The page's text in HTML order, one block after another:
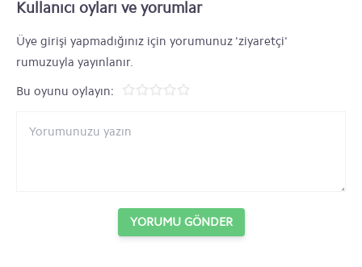
Kullanıcı oyları ve yorumlar
Üye girişi yapmadığınız için yorumunuz 'ziyaretçi'
rumuzuyla yayınlanır.
Bu oyunu oylayın:
YORUMU GÖNDER